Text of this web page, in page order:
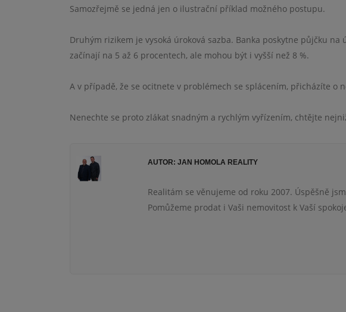
Samozřejmě se jedná jen o ilustrační příklad možného postupu.
Druhým rizikem je vysoká úroková sazba. Banka poskytne půjčku
začínají na 5 až 6 procentech, ale mohou být i vyšší než 8 %.
A v případě, že se ocitnete v problémech se splácením, přicházíte o
Nenechte se proto zlákat snadným a rychlým vyřízením, chtějte
AUTOR: JAN HOMOLA REALITY
Realitám se věnujeme od roku 2007. Úspěšně
Pomůžeme prodat i Vaši nemovitost k Vaší